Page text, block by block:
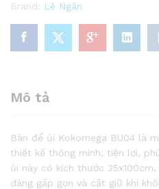
Brand: Lê Ngân
Mô tả
Bàn để ủi Kokomega BU04 là
thiết kế thông minh, tiện lợi,
ủi này có kích thước
dàng gấp gọn và cất giữ khi